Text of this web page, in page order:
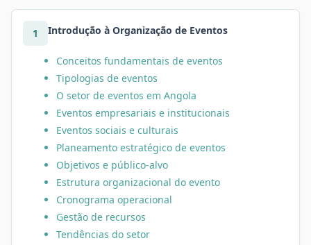
1 Introdução à Organização de Eventos
Conceitos fundamentais de eventos
Tipologias de eventos
O setor de eventos em Angola
Eventos empresariais e institucionais
Eventos sociais e culturais
Planeamento estratégico de eventos
Objetivos e público-alvo
Estrutura organizacional do evento
Cronograma operacional
Gestão de recursos
Tendências do setor